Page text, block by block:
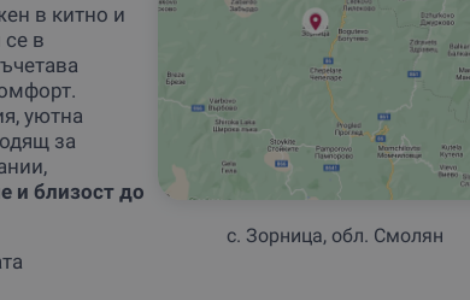
с. Зорница, обл. Смолян
в китно и
се в
уютна
за
и близост до